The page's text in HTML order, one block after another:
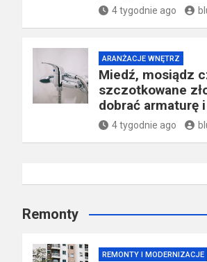
4 tygodnie ago
ARANŻACJE WNĘTRZ
Miedź, mosiądz
szczotkowane
dobrać armaturę
4 tygodnie ago
Remonty
REMONTY I MODERNIZACJE